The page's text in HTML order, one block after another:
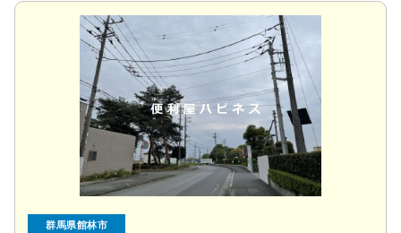
群馬県館林市